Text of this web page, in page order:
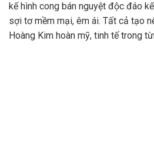
kế hình cong bán nguyệt độc đáo
sợi tơ mềm mại, êm ái. Tất cả tạo
Hoàng Kim hoàn mỹ, tinh tế trong